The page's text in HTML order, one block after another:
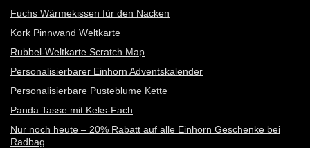
Fuchs Wärmekissen für den Nacken
Kork Pinnwand Weltkarte
Rubbel-Weltkarte Scratch Map
Personalisierbarer Einhorn Adventskalender
Personalisierbare Pusteblume Kette
Panda Tasse mit Keks-Fach
Nur noch heute – 20% Rabatt auf alle Einhorn Geschenke bei
Radbag